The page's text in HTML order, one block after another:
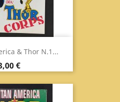
& Thor N.1...
€